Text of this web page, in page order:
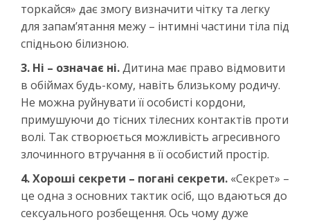
торкайся» дає змогу визначити чітку та легку
для запам’ятання межу – інтимні частини тіла під
спідньою білизною.
3. Ні – означає ні.Дитина має право відмовити
в обіймах будь-кому, навіть близькому родичу.
Не можна руйнувати її особисті кордони,
примушуючи до тісних тілесних контактів проти
волі. Так створюється можливість агресивного
злочинного втручання в її особистий простір.
4. Хороші секрети – погані секрети. «Секрет» –
це одна з основних тактик осіб, що вдаються до
сексуального розбещення. Ось чому дуже